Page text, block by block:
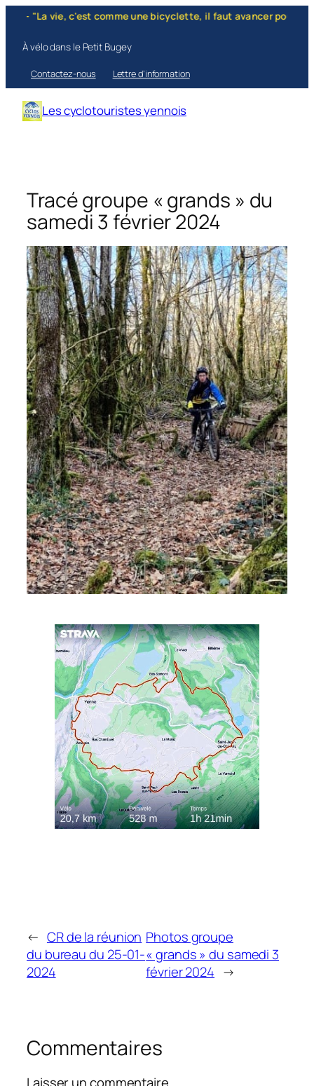
Aller
contenu
— "La vie, c'est comme une bicyclette, il faut avancer pour ne
À vélo dans le Petit Bugey
Contactez-nous Lettre d’information
Les cyclotouristes yennois
Tracé groupe « grands » du
samedi 3 février 2024
← CR de la réunion
du bureau du 25-01-
2024
Photos groupe
« grands » du samedi 3
février 2024 →
Commentaires
Laisser un commentaire